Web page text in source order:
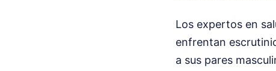
Los expertos en
enfrentan
a sus pares